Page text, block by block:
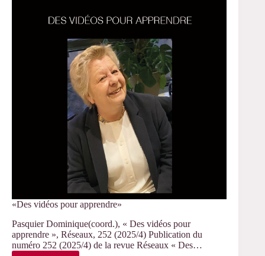
«Des vidéos pour apprendre»
Pasquier Dominique(coord.), « Des vidéos pour
apprendre », Réseaux, 252 (2025/4) Publication du
numéro 252 (2025/4) de la revue Réseaux « Des…